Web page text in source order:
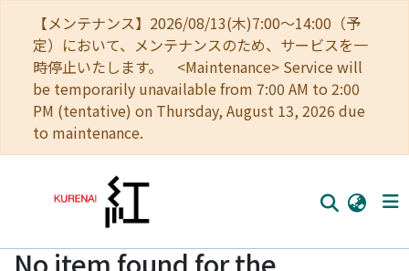
【メンテナンス】2026/08/13(木)7:00～14:00（予
定）において、メンテナンスのため、サービスを一
時停止いたします。 <Maintenance> Service will
be temporarily unavailable from 7:00 AM to 2:00
PM (tentative) on Thursday, August 13, 2026 due
to maintenance.
No item found for the